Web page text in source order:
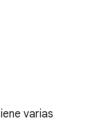
varias